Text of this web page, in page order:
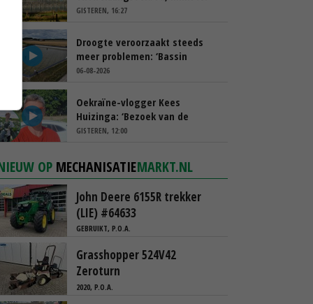
spreekt van ‘ondernemersrisico’
GISTEREN, 16:27
Droogte veroorzaakt steeds
meer problemen: ‘Bassin
afgelopen week al leeg’
06-08-2026
Oekraïne-vlogger Kees
Huizinga: ‘Bezoek van de
ambassade mag zelf groente
GISTEREN, 12:00
OP MECHANISATIEMARKT.NL
John Deere 6155R trekker
(LIE) #64633
GEBRUIKT, P.O.A.
Grasshopper 524V42
Zeroturn
2020, P.O.A.